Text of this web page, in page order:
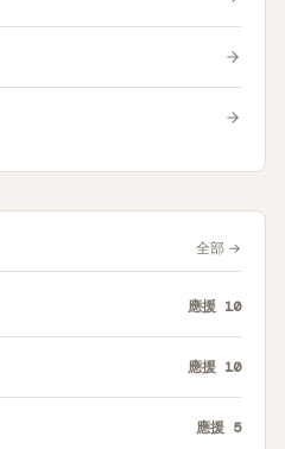
全部 →
應援 10
應援 10
應援 5